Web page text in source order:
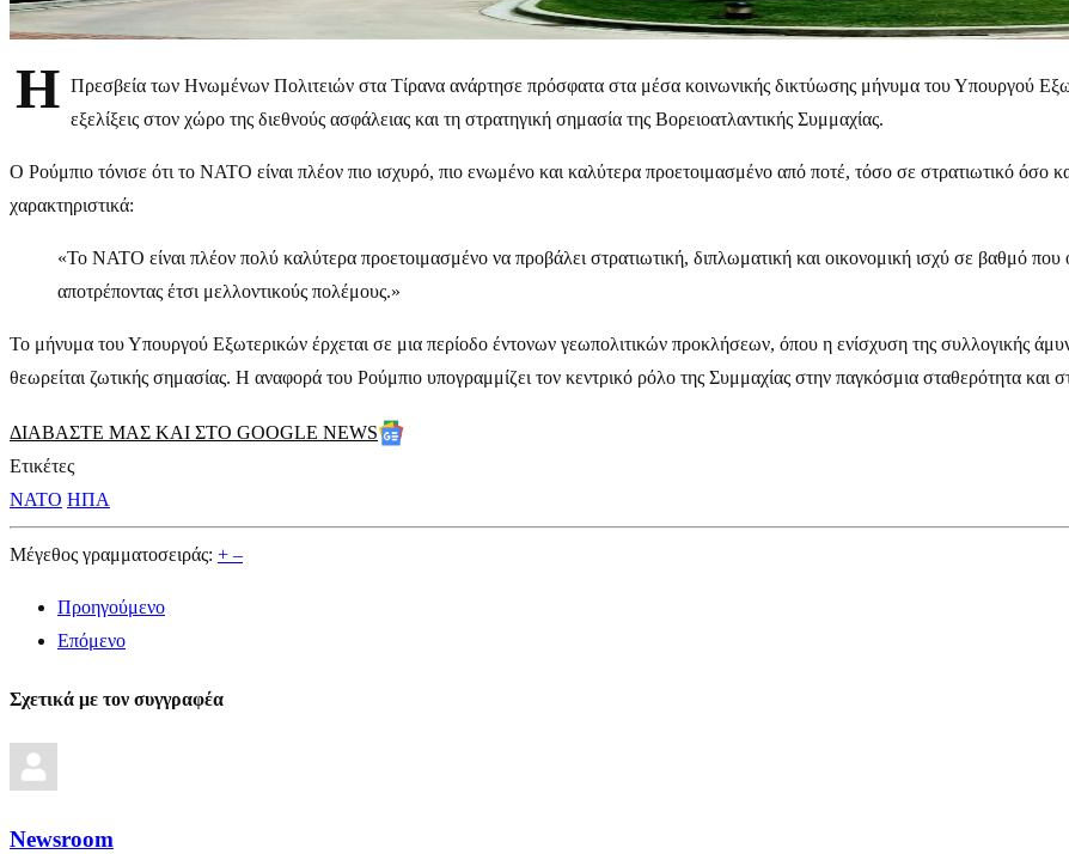
Η Πρεσβεία των Ηνωμένων Πολιτειών στα Τίρανα ανάρτησε πρόσφατα στα μέσα κοινωνικής δικτύωσης μήνυμα του Υπουργού
εξελίξεις στον χώρο της διεθνούς ασφάλειας και τη στρατηγική σημασία της Βορειοατλαντικής Συμμαχίας.
Ο Ρούμπιο τόνισε ότι το ΝΑΤΟ είναι πλέον πιο ισχυρό, πιο ενωμένο και καλύτερα προετοιμασμένο από ποτέ, τόσο σε στρατιωτικό όσο
χαρακτηριστικά:
«Το ΝΑΤΟ είναι πλέον πολύ καλύτερα προετοιμασμένο να προβάλει στρατιωτική, διπλωματική και οικονομική ισχύ σε βαθμό που
αποτρέποντας έτσι μελλοντικούς πολέμους.»
Το μήνυμα του Υπουργού Εξωτερικών έρχεται σε μια περίοδο έντονων γεωπολιτικών προκλήσεων, όπου η ενίσχυση της συλλογικής
θεωρείται ζωτικής σημασίας. Η αναφορά του Ρούμπιο υπογραμμίζει τον κεντρικό ρόλο της Συμμαχίας στην παγκόσμια σταθερότητα και
ΔΙΑΒΑΣΤΕ ΜΑΣ ΚΑΙ ΣΤΟ GOOGLE NEWS
Ετικέτες
ΝΑΤΟ ΗΠΑ
Μέγεθος γραμματοσειράς: + –
Προηγούμενο
Επόμενο
Σχετικά με τον συγγραφέα
Newsroom